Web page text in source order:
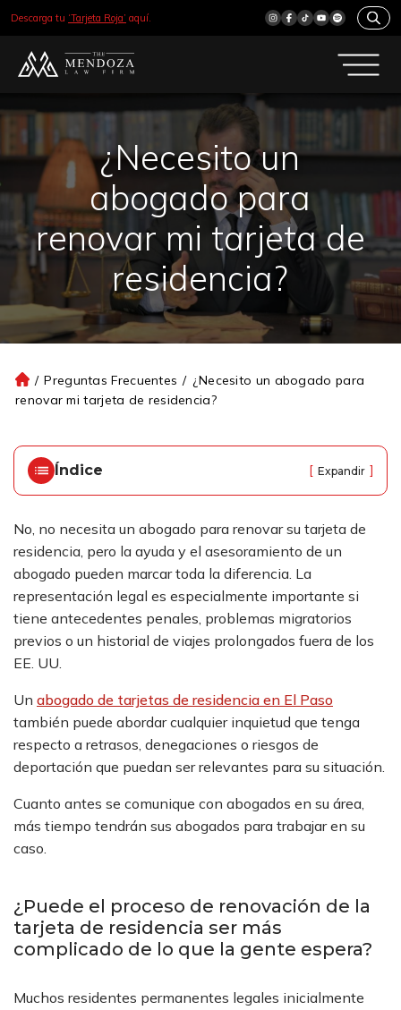
Descarga tu ‘Tarjeta Roja’ aquí.
¿Necesito un
abogado para
renovar mi tarjeta de
residencia?
Ini
ci
/ Preguntas Frecuentes / ¿Necesito un abogado para
renovar mi tarjeta de residencia?
Índice [ Expandir ]
No, no necesita un abogado para renovar su tarjeta de
residencia, pero la ayuda y el asesoramiento de un
abogado pueden marcar toda la diferencia. La
representación legal es especialmente importante si
tiene antecedentes penales, problemas migratorios
previos o un historial de viajes prolongados fuera de los
EE. UU.
Un abogado de tarjetas de residencia en El Paso
también puede abordar cualquier inquietud que tenga
respecto a retrasos, denegaciones o riesgos de
deportación que puedan ser relevantes para su situación.
Cuanto antes se comunique con abogados en su área,
más tiempo tendrán sus abogados para trabajar en su
caso.
¿Puede el proceso de renovación de la
tarjeta de residencia ser más
complicado de lo que la gente espera?
Muchos residentes permanentes legales inicialmente